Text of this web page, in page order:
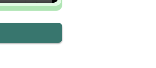
fullscreen